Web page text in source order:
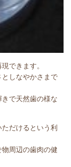
できます。
しなやかさまで
で天然歯の様な
だけるという利
周辺の歯肉の健